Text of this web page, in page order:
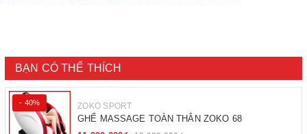
BẠN CÓ THỂ THÍCH
- 40% ZOKO SPORT
GHẾ MASSAGE TOÀN THÂN ZOKO 68